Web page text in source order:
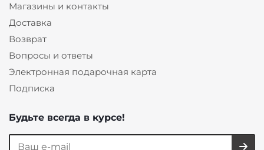
Магазины и контакты
Доставка
Возврат
Вопросы и ответы
Электронная подарочная карта
Подписка
Будьте всегда в курсе!